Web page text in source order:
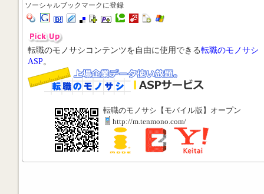
ソーシャルブックマークに登録
転職のモノサシコンテンツを自由に使用できる転職のモノサシ
ASP。
転職のモノサシ【モバイル版】オープン
http://m.tenmono.com/